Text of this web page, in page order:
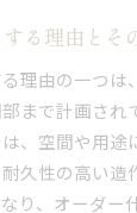
る理由とそ
理由の一つは
まで計画され
、空間や用途
久性の高い造
り、オーダー